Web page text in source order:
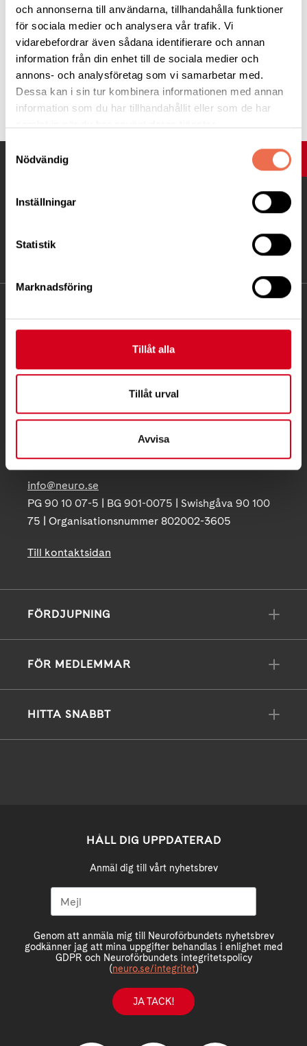
och annonserna till användarna, tillhandahålla funktioner
för sociala medier och analysera vår trafik. Vi
vidarebefordrar även sådana identifierare och annan
information från din enhet till de sociala medier och
annons- och analysföretag som vi samarbetar med.
Dessa kan i sin tur kombinera informationen med annan
information som du har tillhandahållit eller som de har
Nödvändig
Inställningar
Statistik
Marknadsföring
Tillåt alla
Tillåt urval
Avvisa
du bli genom attklicka på länken häreller ring 08-677 70 10.
Innehållsansvarig: Petra Janetzky-Book
Tipsa
UPP
Telefon:08-677 70 10
Postadress:
info@neuro.se
PG 90 10 07-5 | BG 901-0075 | Swishgåva 90 100
75 | Organisationsnummer 802002-3605
Till kontaktsidan
FÖRDJUPNING
FÖR MEDLEMMAR
HITTA SNABBT
HÅLL DIG UPPDATERAD
Anmäl dig till vårt nyhetsbrev
Genom att anmäla mig till Neuroförbundets nyhetsbrev
godkänner jag att mina uppgifter behandlas i enlighet med
GDPR och Neuroförbundets integritetspolicy
(neuro.se/integritet)
JA TACK!